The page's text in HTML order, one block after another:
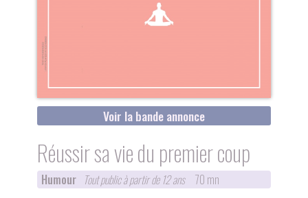
Voir la bande annonce
Réussir sa vie du premier coup
Humour Tout public à partir de 12 ans 70 mn